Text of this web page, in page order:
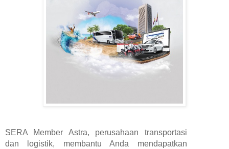
SERA Member Astra, perusahaan transportasi
dan logistik, membantu Anda mendapatkan